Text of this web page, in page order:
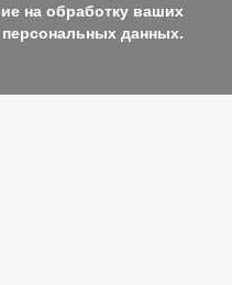
на обработку ваших
персональных данных.